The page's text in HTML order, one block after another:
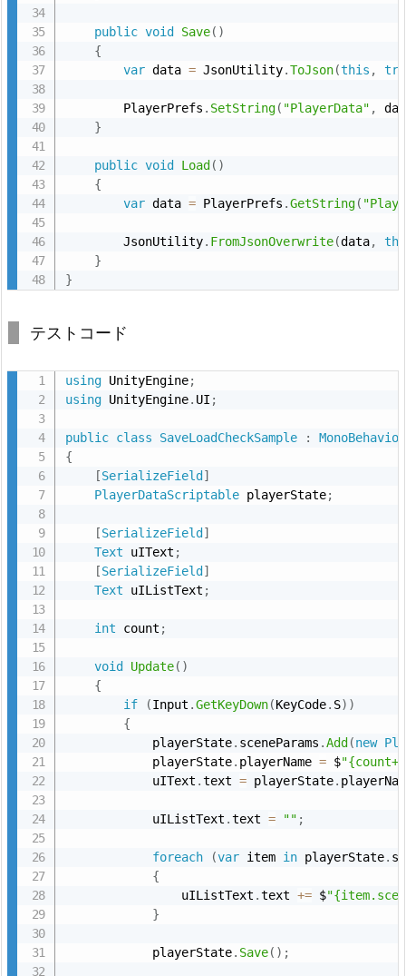
public void Save( )
{
var data = JsonUtility.ToJson(this ,
        PlayerPrefs
. SetString( "PlayerData" ,
}
public void Load ( )
{
var data = PlayerPrefs .GetString(
        JsonUtility
. FromJsonOverwrite(data,
}
}
テストコード
using UnityEngine;
using UnityEngine. UI ;
public class SaveLoadCheckSample :
{
[SerializeField ]
PlayerDataScriptable playerState;
[SerializeField ]
Text uIText ;
[SerializeField ]
Text uIListText ;
int count ;
void Update( )
{
if
(Input .GetKeyDown(KeyCode. S) )
{
            playerState
. sceneParams .Add (new
            playerState
. playerName = $
            uIText
.text = playerState.
            uIListText
.text = "" ;
foreach (var item in playerState.
{
                uIListText
.text += $
}
            playerState
. Save( ) ;